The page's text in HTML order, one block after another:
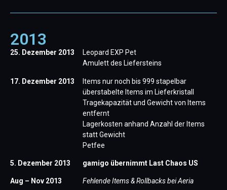
2013
25. Dezember 2013
Leopard EXP Pet
Amulett des Liefersteins
17. Dezember 2013
Items nur noch bis 999 stapelbar
überstabelte Items im Lieferkristall
Tragekapazität und Gewicht von Items
entfernt
Lagerkosten anhand Anzahl der Items
statt Gewicht
Petfee
5. Dezember 2013 gamigo übernimmt Last Chaos US
Aug – Nov 2013 Fehlende Items & Rollbacks bei Aeria